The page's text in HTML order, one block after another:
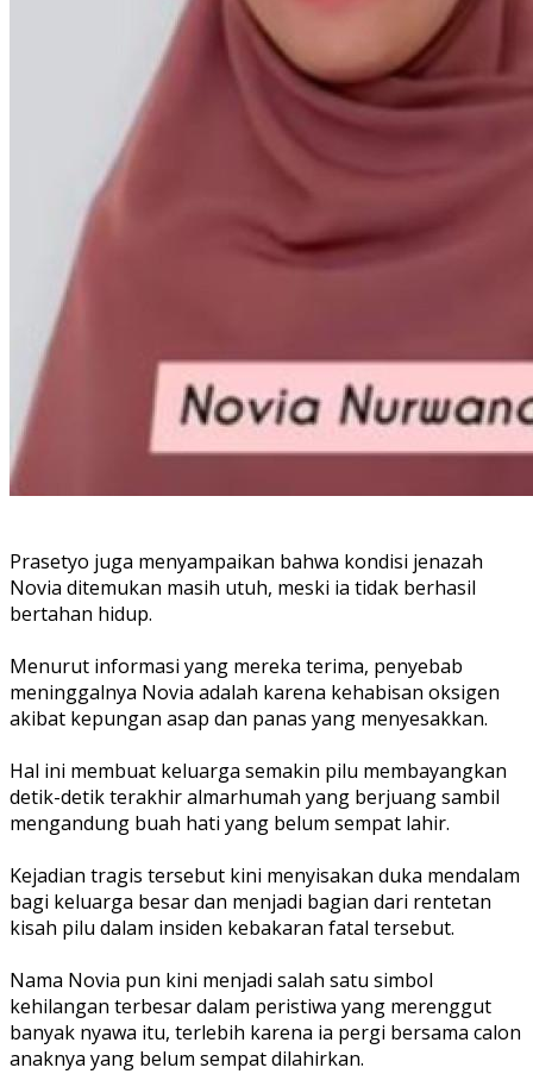
Prasetyo juga menyampaikan bahwa kondisi jenazah
Novia ditemukan masih utuh, meski ia tidak berhasil
bertahan hidup.
Menurut informasi yang mereka terima, penyebab
meninggalnya Novia adalah karena kehabisan oksigen
akibat kepungan asap dan panas yang menyesakkan.
Hal ini membuat keluarga semakin pilu membayangkan
detik-detik terakhir almarhumah yang berjuang sambil
mengandung buah hati yang belum sempat lahir.
Kejadian tragis tersebut kini menyisakan duka mendalam
bagi keluarga besar dan menjadi bagian dari rentetan
kisah pilu dalam insiden kebakaran fatal tersebut.
Nama Novia pun kini menjadi salah satu simbol
kehilangan terbesar dalam peristiwa yang merenggut
banyak nyawa itu, terlebih karena ia pergi bersama calon
anaknya yang belum sempat dilahirkan.